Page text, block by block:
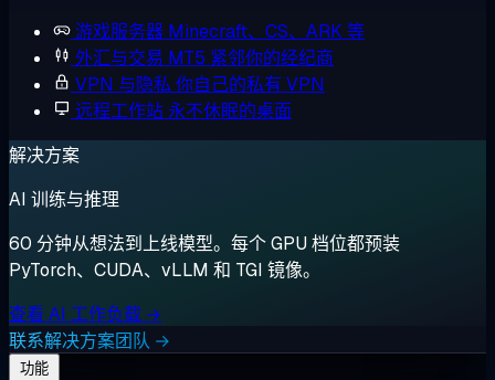
游戏服务器 Minecraft、CS、ARK 等
外汇与交易 MT5 紧邻你的经纪商
VPN 与隐私 你自己的私有 VPN
远程工作站 永不休眠的桌面
解决方案
AI 训练与推理
60 分钟从想法到上线模型。每个 GPU 档位都预装
PyTorch、CUDA、vLLM 和 TGI 镜像。
查看 AI 工作负载 →
联系解决方案团队 →